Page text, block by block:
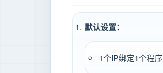
默认设置：
1个IP绑定1个程序